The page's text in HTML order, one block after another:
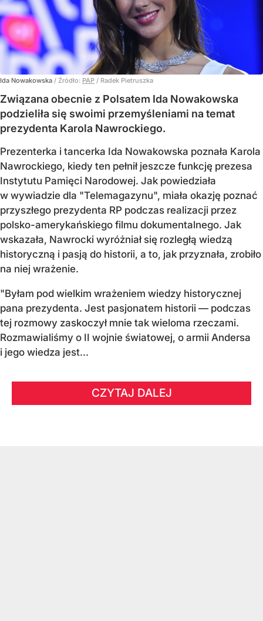
Ida Nowakowska / Źródło: PAP / Radek Pietruszka
Związana obecnie z Polsatem Ida Nowakowska
podzieliła się swoimi przemyśleniami na temat
prezydenta Karola Nawrockiego.
Prezenterka i tancerka Ida Nowakowska poznała Karola
Nawrockiego, kiedy ten pełnił jeszcze funkcję prezesa
Instytutu Pamięci Narodowej. Jak powiedziała
w wywiadzie dla "Telemagazynu", miała okazję poznać
przyszłego prezydenta RP podczas realizacji przez
polsko-amerykańskiego filmu dokumentalnego. Jak
wskazała, Nawrocki wyróżniał się rozległą wiedzą
historyczną i pasją do historii, a to, jak przyznała, zrobiło
na niej wrażenie.
"Byłam pod wielkim wrażeniem wiedzy historycznej
pana prezydenta. Jest pasjonatem historii — podczas
tej rozmowy zaskoczył mnie tak wieloma rzeczami.
Rozmawialiśmy o II wojnie światowej, o armii Andersa
i jego wiedza jest...
CZYTAJ DALEJ